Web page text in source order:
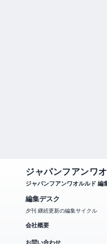
ジャパンフアンワ
ジャパンフアンワオルルド 編
編集デスク
夕刊 継続更新の編集サイクル
会社概要
お問い合わせ